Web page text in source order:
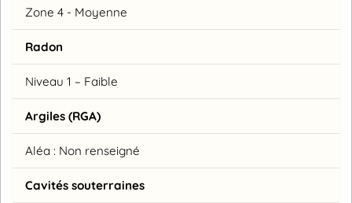
Zone 4 - Moyenne
Radon
Niveau 1 – Faible
Argiles (RGA)
Aléa : Non renseigné
Cavités souterraines